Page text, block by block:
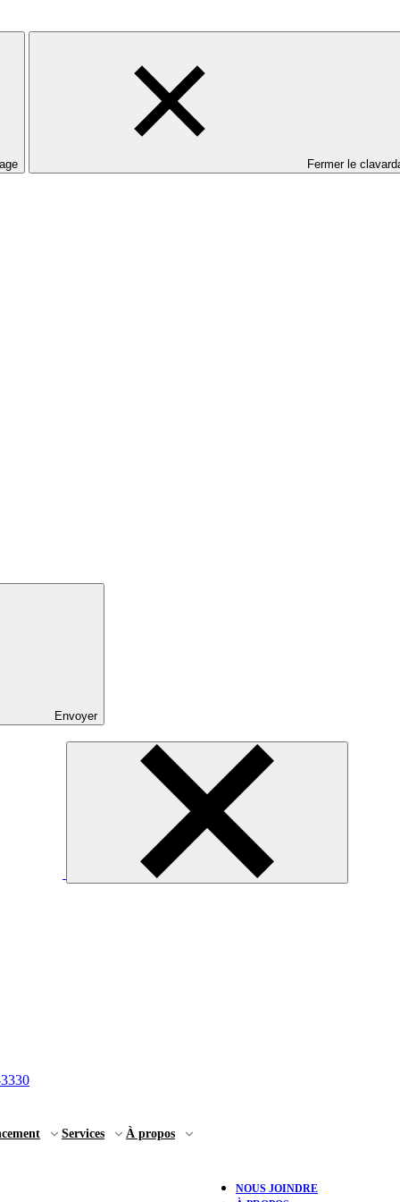
Fermer le
Envoyer
Services À propos
NOUS JOINDRE